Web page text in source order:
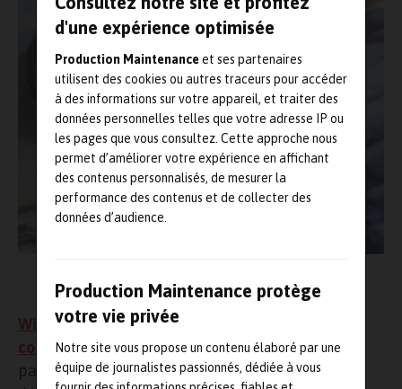
d'une expérience optimisée
Production Maintenanceet ses partenaires
utilisent des cookies ou autres traceurs pour accéder
à des informations sur votre appareil, et traiter des
données personnelles telles que votre adresse IP ou
les pages que vous consultez. Cette approche nous
permet d’améliorer votre expérience en affichant
des contenus personnalisés, de mesurer la
performance des contenus et de collecter des
données d’audience.
Production Maintenance protège
votre vie privée
Notre site vous propose un contenu élaboré par une
équipe de journalistes passionnés, dédiée à vous
acoustiques et de vibrations. (Source de l'image : WIKA)
Wika, qui avait déjà noué avec Asystom une
collaboration stratégique en 2024, a acquis une
participation majoritaire de cette dernière en